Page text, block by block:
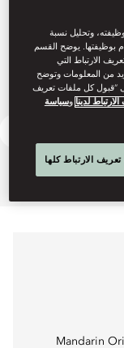
Mandarin
وتحليل نسبة
بوظيفتها. يوضح القسم
الارتباط التي
من المعلومات وتوضح
“قبول كل ملفات تعريف
لدينا وسياسة
الارتباط كلها